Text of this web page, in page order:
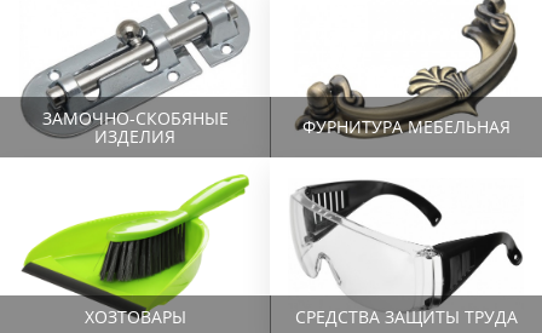
ЗАМОЧНО-СКОБЯНЫЕ
ИЗДЕЛИЯ ФУРНИТУРА МЕБЕЛЬНАЯ
ХОЗТОВАРЫ СРЕДСТВА ЗАЩИТЫ ТРУДА